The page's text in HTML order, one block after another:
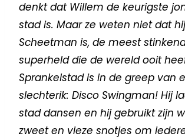
denkt dat Willem de keurigste
stad is. Maar ze weten niet dat
Scheetman is, de meest
superheld die de wereld ooit
Sprankelstad is in de greep van
slechterik: Disco Swingman! Hij
stad dansen en hij gebruikt zijn
zweet en vieze snotjes om